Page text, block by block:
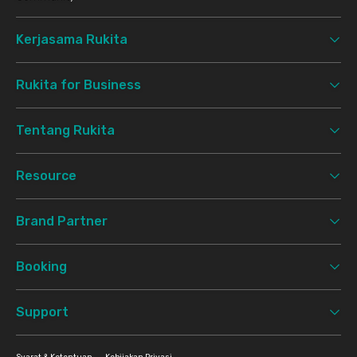
Kerjasama Rukita
Rukita for Business
Tentang Rukita
Resource
Brand Partner
Booking
Support